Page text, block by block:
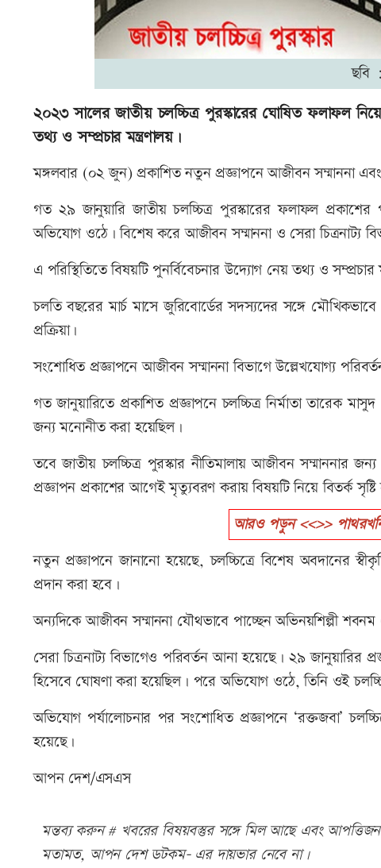
ছবি
২০২৩ সালের জাতীয় চলচ্চিত্র পুরস্কারের ঘোষিত ফলাফল
তথ্য ও সম্প্রচার মন্ত্রণালয়।
মঙ্গলবার (০২ জুন) প্রকাশিত নতুন প্রজ্ঞাপনে আজীবন সম্মাননা এবং
গত ২৯ জানুয়ারি জাতীয় চলচ্চিত্র পুরস্কারের ফলাফল
অভিযোগ ওঠে। বিশেষ করে আজীবন সম্মাননা ও সেরা চিত্রনাট্য
এ পরিস্থিতিতে বিষয়টি পুনর্বিবেচনার উদ্যোগ নেয় তথ্য ও সম্প্রচার
চলতি বছরের মার্চ মাসে জুরিবোর্ডের সদস্যদের সঙ্গে
প্রক্রিয়া।
সংশোধিত প্রজ্ঞাপনে আজীবন সম্মাননা বিভাগে উল্লেখযোগ্য
গত জানুয়ারিতে প্রকাশিত প্রজ্ঞাপনে চলচ্চিত্র নির্মাতা তারেক
জন্য মনোনীত করা হয়েছিল।
তবে জাতীয় চলচ্চিত্র পুরস্কার নীতিমালায় আজীবন সম্মাননার
প্রজ্ঞাপন প্রকাশের আগেই মৃত্যুবরণ করায় বিষয়টি নিয়ে বিতর্ক
আরও পড়ুন <<>>
নতুন প্রজ্ঞাপনে জানানো হয়েছে, চলচ্চিত্রে বিশেষ অবদানের
প্রদান করা হবে।
অন্যদিকে আজীবন সম্মাননা যৌথভাবে পাচ্ছেন অভিনয়শিল্পী
সেরা চিত্রনাট্য বিভাগেও পরিবর্তন আনা হয়েছে। ২৯ জানুয়ারির
হিসেবে ঘোষণা করা হয়েছিল। পরে অভিযোগ ওঠে, তিনি ওই
অভিযোগ পর্যালোচনার পর সংশোধিত প্রজ্ঞাপনে ‘রক্তজবা’
হয়েছে।
আপন দেশ/এসএস
মন্তব্য করুন # খবরের বিষয়বস্তুর সঙ্গে মিল আছে এবং
মতামত, আপন দেশ ডটকম- এর দায়ভার নেবে না।